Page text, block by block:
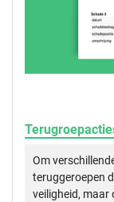
Om
teruggeroepen
veiligheid, maar